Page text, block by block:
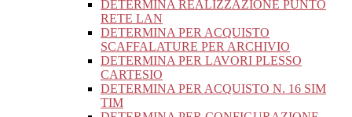
DETERMINA REALIZZAZIONE PUNTO
RETE LAN
DETERMINA PER ACQUISTO
SCAFFALATURE PER ARCHIVIO
DETERMINA PER LAVORI PLESSO
CARTESIO
DETERMINA PER ACQUISTO N. 16 SIM
TIM